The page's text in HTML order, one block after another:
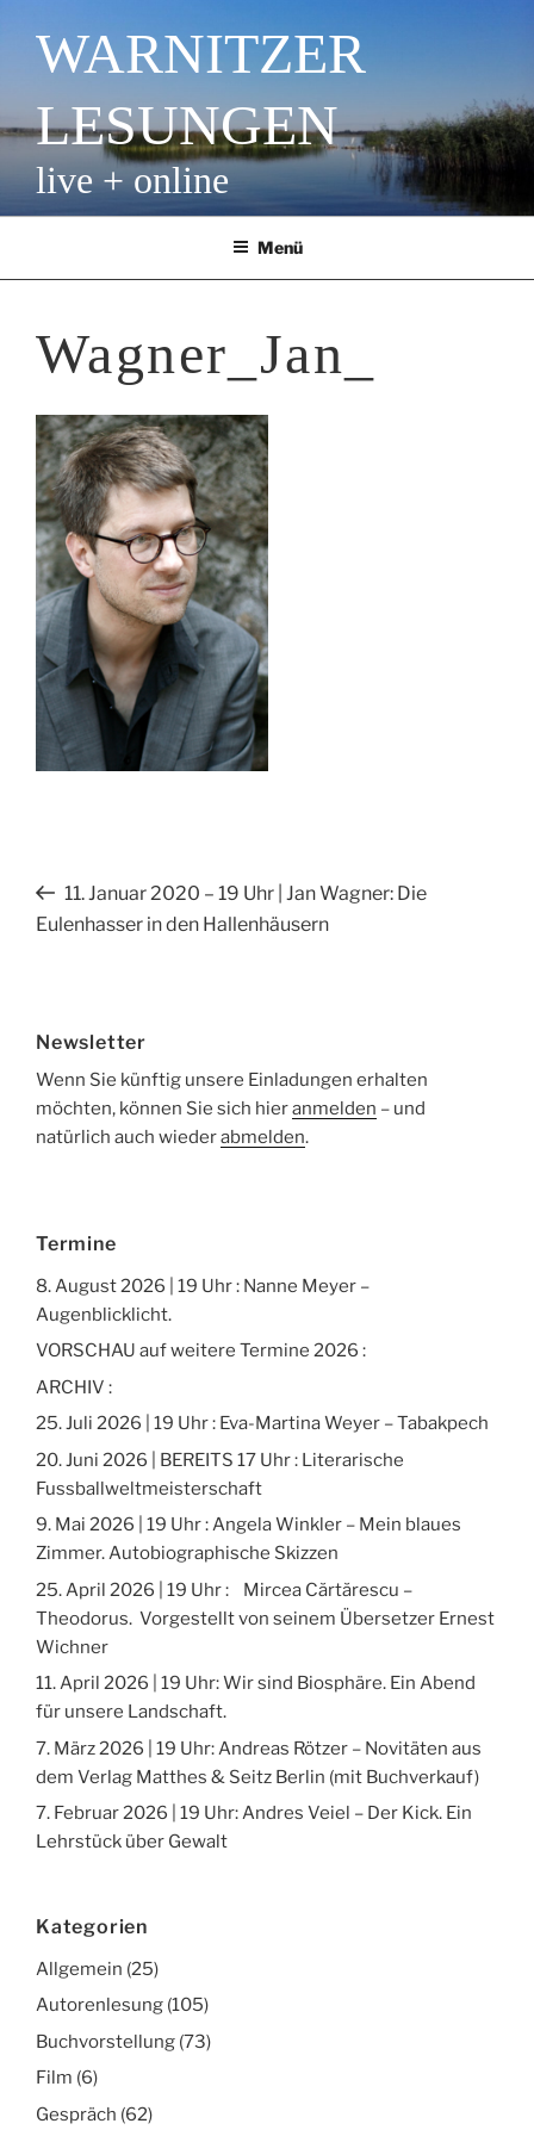
Inhalt
springenWARNITZER
LESUNGEN
live + online
Menü
Wagner_Jan_
Beitragsnavigation
Vorheriger
Beitrag
11. Januar 2020 – 19 Uhr | Jan Wagner: Die
Eulenhasser in den Hallenhäusern
Newsletter
Wenn Sie künftig unsere Einladungen erhalten
möchten, können Sie sich hieranmelden – und
natürlich auch wiederabmelden.
Termine
8. August 2026 | 19 Uhr : Nanne Meyer –
Augenblicklicht.
VORSCHAU auf weitere Termine 2026 :
ARCHIV :
25. Juli 2026 | 19 Uhr : Eva-Martina Weyer – Tabakpech
20. Juni 2026 | BEREITS 17 Uhr : Literarische
Fussballweltmeisterschaft
9. Mai 2026 | 19 Uhr : Angela Winkler – Mein blaues
Zimmer. Autobiographische Skizzen
25. April 2026 | 19 Uhr : Mircea Cărtărescu –
Theodorus. Vorgestellt von seinem Übersetzer Ernest
Wichner
11. April 2026 | 19 Uhr: Wir sind Biosphäre. Ein Abend
für unsere Landschaft.
7. März 2026 | 19 Uhr: Andreas Rötzer – Novitäten aus
dem Verlag Matthes & Seitz Berlin (mit Buchverkauf)
7. Februar 2026 | 19 Uhr: Andres Veiel – Der Kick. Ein
Lehrstück über Gewalt
Kategorien
Allgemein (25)
Autorenlesung (105)
Buchvorstellung (73)
Film (6)
Gespräch (62)